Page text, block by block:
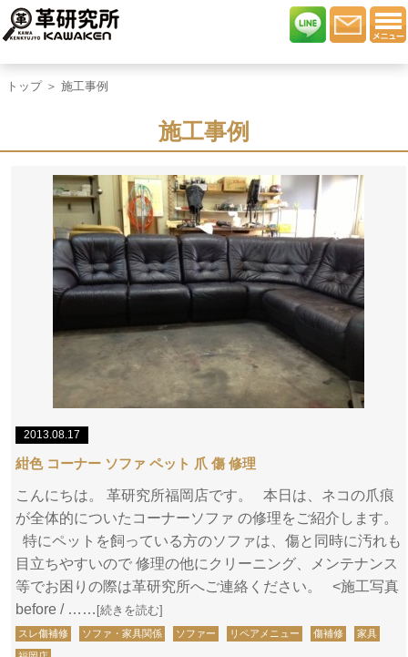
トップ＞ 施工事例
施工事例
2013.08.17
紺色 コーナー ソファ ペット 爪 傷 修理
こんにちは。 革研究所福岡店です。 本日は、ネコの爪痕
が全体的についたコーナーソファ の修理をご紹介します。
特にペットを飼っている方のソファは、傷と同時に汚れも
目立ちやすいので 修理の他にクリーニング、メンテナンス
等でお困りの際は革研究所へご連絡ください。 <施工写真
before / …… [続きを読む]
スレ傷補修 ソファ・家具関係 ソファー リペアメニュー 傷補修 家具